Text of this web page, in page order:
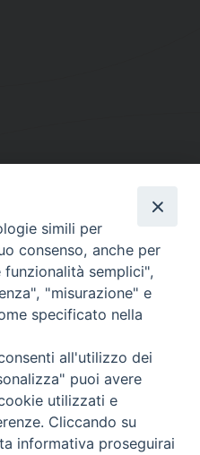
DI ALBANO
- Fax.: 06.9323844
Ore: 9:00 - 13:00
Ore 9:30 - 12:30
di Albano
simili per
consenso, anche per
semplici",
"misurazione" e
specificato nella
all'utilizzo dei
puoi avere
utilizzati e
Cliccando su
informativa proseguirai